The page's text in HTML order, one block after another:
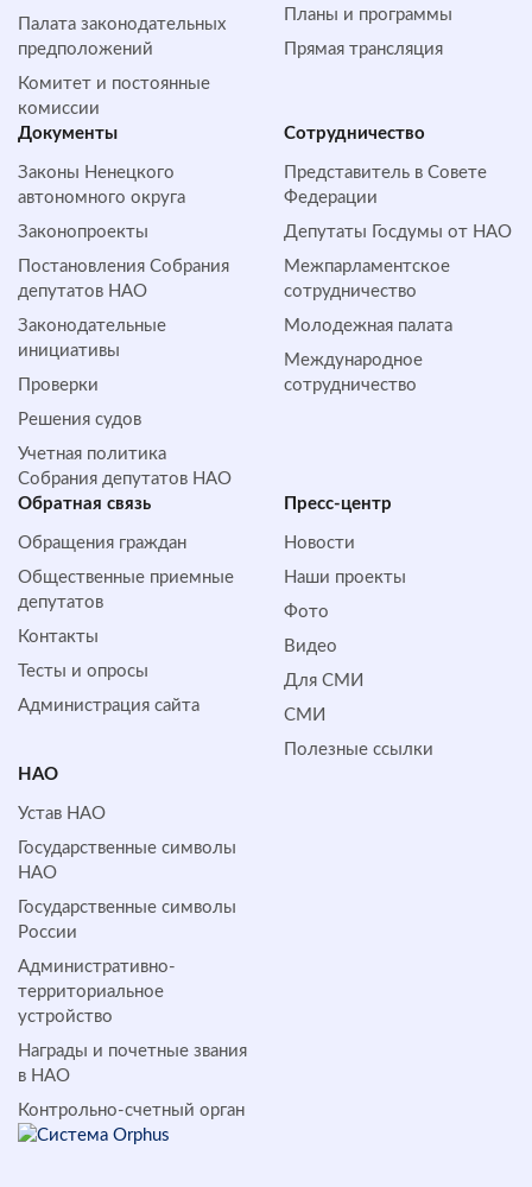
Палата законодательных
предположений
Комитет и постоянные
комиссии
Планы и программы
Прямая трансляция
Документы
Законы Ненецкого
автономного округа
Законопроекты
Постановления Собрания
депутатов НАО
Законодательные
инициативы
Проверки
Решения судов
Учетная политика
Собрания депутатов НАО
Сотрудничество
Представитель в Совете
Федерации
Депутаты Госдумы от НАО
Межпарламентское
сотрудничество
Молодежная палата
Международное
сотрудничество
Обратная cвязь
Обращения граждан
Общественные приемные
депутатов
Контакты
Тесты и опросы
Администрация сайта
Пресс-центр
Новости
Наши проекты
Фото
Видео
Для СМИ
СМИ
Полезные ссылки
НАО
Устав НАО
Государственные символы
НАО
Государственные символы
России
Административно-
территориальное
устройство
Награды и почетные звания
в НАО
Контрольно-счетный орган